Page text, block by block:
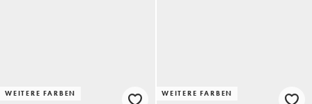
WEITERE FARBEN WEITERE FARBEN